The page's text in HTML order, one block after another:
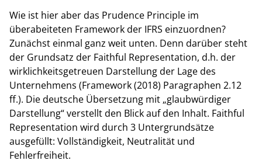
Wie ist hier aber das Prudence Principle im
überabeiteten Framework der IFRS einzuordnen?
Zunächst einmal ganz weit unten. Denn darüber steht
der Grundsatz der Faithful Representation, d.h. der
wirklichkeitsgetreuen Darstellung der Lage des
Unternehmens (Framework (2018) Paragraphen 2.12
ff.). Die deutsche Übersetzung mit „glaubwürdiger
Darstellung“ verstellt den Blick auf den Inhalt. Faithful
Representation wird durch 3 Untergrundsätze
ausgefüllt: Vollständigkeit, Neutralität und
Fehlerfreiheit.